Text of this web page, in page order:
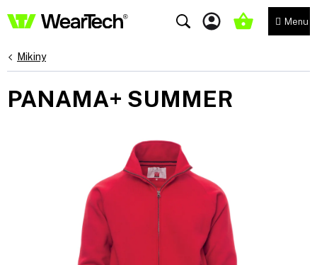
na
NÁKUPNÍ
Mikiny
PANAMA+ SUMMER